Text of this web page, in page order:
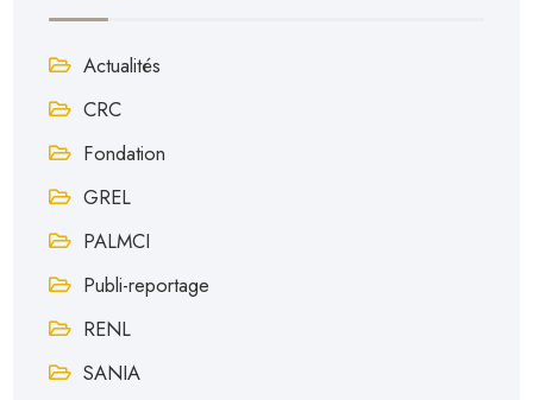
Actualités
CRC
Fondation
GREL
PALMCI
Publi-reportage
RENL
SANIA